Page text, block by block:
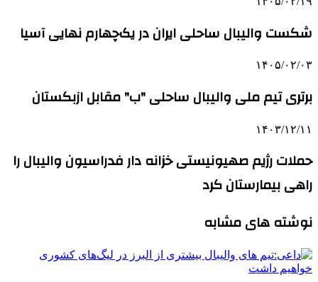
شکست والیبال ساحلی ایران در یک‌چهارم نهایی آسیا
۱۴۰۵/۰۲/۰۳
برتری تیم ملی والیبال ساحلی "ب" مقابل ازبکستان
۱۴۰۳/۱۲/۱۱
حملات رژیم صهیونیستی خزانه دار فدراسیون والیبال را
راهی بیمارستان کرد
نوشته های مشابه